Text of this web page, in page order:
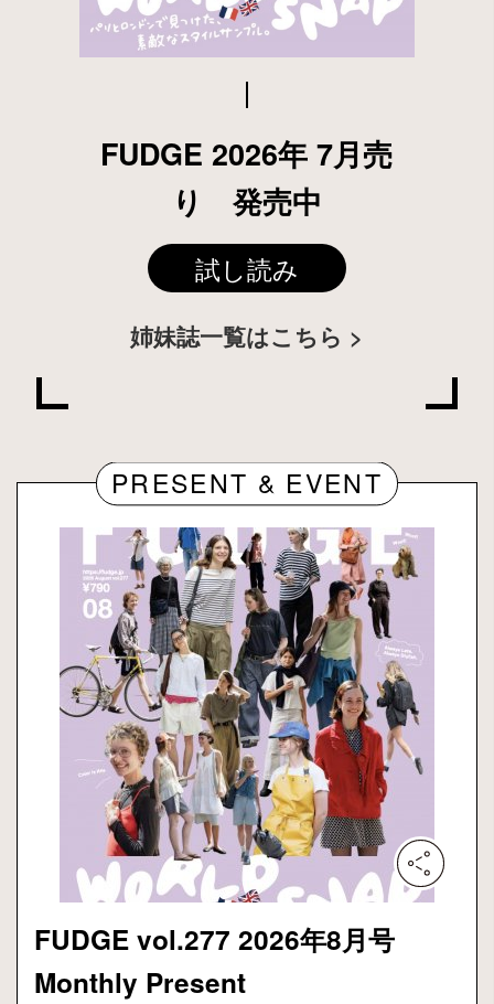
FUDGE 2026年 7月売
り 発売中
試し読み
姉妹誌一覧はこちら
PRESENT & EVENT
FUDGE vol.277 2026年8月号
Monthly Present